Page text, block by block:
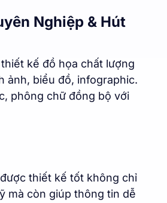
Nghiệp & Hút
kế đồ họa chất lượng
ảnh, biểu đồ, infographic.
phông chữ đồng bộ với
thiết kế tốt không chỉ
mà còn giúp thông tin dễ